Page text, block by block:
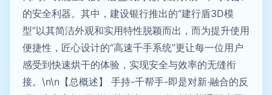
的安全利器。其中，建设银行推出的“建行盾3D模
型”以其简洁外观和实用特性脱颖而出，而为提升使用
便捷性，匠心设计的“高速千手系统”更让每一位用户
感受到快速烘干的体验，实现安全与效率的无缝衔
接。\n\n【总概述】 手持-千帮手-即是对新·融合的反